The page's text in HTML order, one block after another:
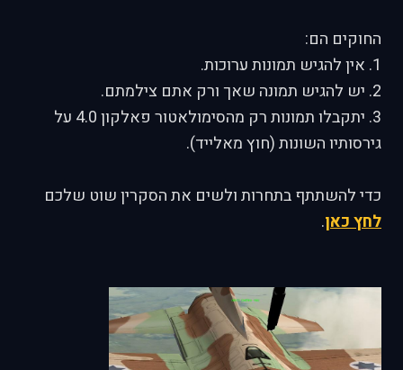
החוקים הם:
1. אין להגיש תמונות ערוכות.
2. יש להגיש תמונה שאך ורק אתם צילמתם.
3. יתקבלו תמונות רק מהסימולאטור פאלקון 4.0 על
גירסותיו השונות (חוץ מאלייד).
כדי להשתתף בתחרות ולשים את הסקרין שוט שלכם
לחץ כאן.